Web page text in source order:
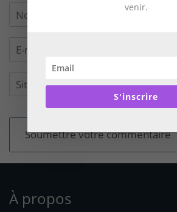
À propos
venir.
S'inscrire